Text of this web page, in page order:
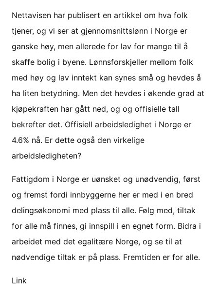
Nettavisen har publisert en artikkel om hva folk
tjener, og vi ser at gjennomsnittslønn i Norge er
ganske høy, men allerede for lav for mange til å
skaffe bolig i byene. Lønnsforskjeller mellom folk
med høy og lav inntekt kan synes små og hevdes å
ha liten betydning. Men det hevdes i økende grad at
kjøpekraften har gått ned, og og offisielle tall
bekrefter det. Offisiell arbeidsledighet i Norge er
4.6% nå. Er dette også den virkelige
arbeidsledigheten?
Fattigdom i Norge er uønsket og unødvendig, først
og fremst fordi innbyggerne her er med i en bred
delingsøkonomi med plass til alle. Følg med, tiltak
for alle må finnes, gi innspill i en egnet form. Bidra i
arbeidet med det egalitære Norge, og se til at
nødvendige tiltak er på plass. Fremtiden er for alle.
Link